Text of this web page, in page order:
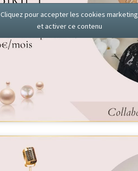
Cliquez pour accepter les cookies marketing
et activer ce contenu